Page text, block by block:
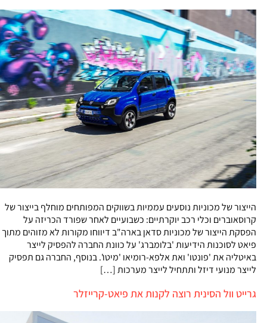
הייצור של מכוניות נוסעים עממיות בשווקים המפותחים מוחלף בייצור של
קרוסאוברים וכלי רכב יוקרתיים: כשבועיים לאחר שפורד הכריזה על
הפסקת הייצור של מכוניות סדאן בארה"ב דיווחו מקורות לא מזוהים מתוך
פיאט לסוכנות הידיעות 'בלומברג' על כוונת החברה להפסיק לייצר
באיטליה את 'פונטו' ואת אלפא-רומיאו 'מיטו'. בנוסף, החברה גם תפסיק
לייצר מנועי דיזל ותתחיל לייצר מערכות […]
גרייט וול הסינית רוצה לקנות את פיאט-קרייזלר